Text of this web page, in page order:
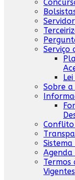
Serviço
Sobre
Conflito
Termos
Vigentes